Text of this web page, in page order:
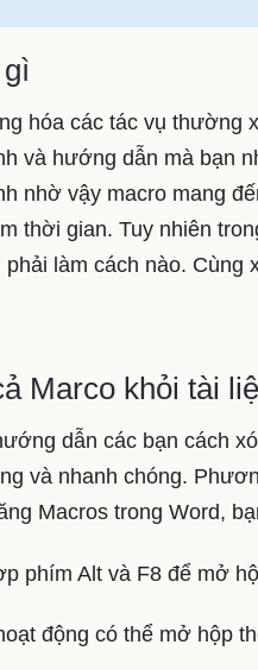
hóa các tác vụ thường
và hướng dẫn mà bạn
nhờ vậy macro mang
thời gian. Tuy nhiên
làm cách nào. Cùng
Marco khỏi tài
dẫn các bạn cách
và nhanh chóng.
Macros trong Word,
phím Alt và F8 để mở
động có thể mở hộp